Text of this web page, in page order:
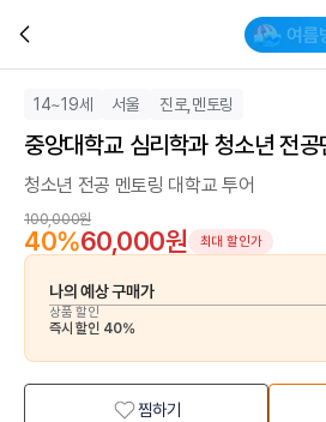
14~19세 서울 진로,멘토링
중앙대학교 심리학과 청소년 전공
청소년 전공 멘토링 대학교 투어
100,000원
40%60,000원 최대 할인가
나의 예상 구매가
상품 할인
즉시 할인 40%
찜하기